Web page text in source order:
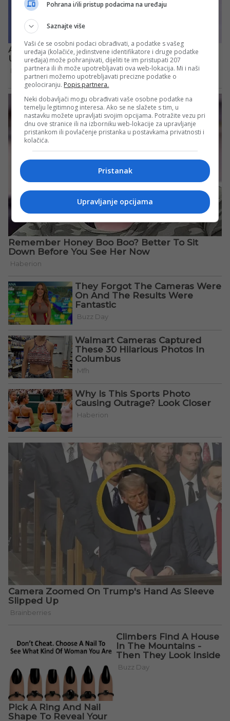
Pohrana i/ili pristup podacima na uređaju
Saznajte više
Vaši će se osobni podaci obrađivati, a podatke s vašeg
uređaja (kolačiće, jedinstvene identifikatore i druge podatke
uređaja) može pohranjivati, dijeliti te im pristupati 207
partnera ili ih može upotrebljavati ova web-lokacija. Mi i naši
partneri možemo upotrebljavati precizne podatke o
geolociranju. Popis partnera.
Neki dobavljači mogu obrađivati vaše osobne podatke na
temelju legitimnog interesa. Ako se ne slažete s tim, u
nastavku možete upravljati svojim opcijama. Potražite vezu pri
dnu ove stranice ili na izborniku web-lokacije za upravljanje
pristankom ili povlačenje pristanka u postavkama privatnosti i
kolačića.
Pristanak
Upravljanje opcijama